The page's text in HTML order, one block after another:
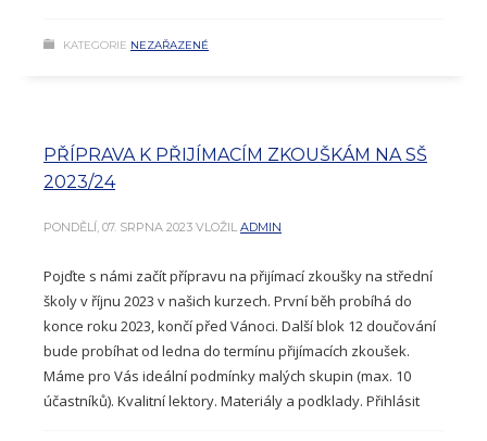
KATEGORIE NEZAŘAZENÉ
PŘÍPRAVA K PŘIJÍMACÍM ZKOUŠKÁM NA SŠ
2023/24
PONDĚLÍ, 07. SRPNA 2023 VLOŽIL ADMIN
Pojďte s námi začít přípravu na přijímací zkoušky na střední
školy v říjnu 2023 v našich kurzech. První běh probíhá do
konce roku 2023, končí před Vánoci. Další blok 12 doučování
bude probíhat od ledna do termínu přijímacích zkoušek.
Máme pro Vás ideální podmínky malých skupin (max. 10
účastníků). Kvalitní lektory. Materiály a podklady. Přihlásit